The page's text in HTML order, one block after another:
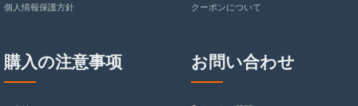
個人情報保護方針 クーポンについて
購入の注意事项 お問い合わせ